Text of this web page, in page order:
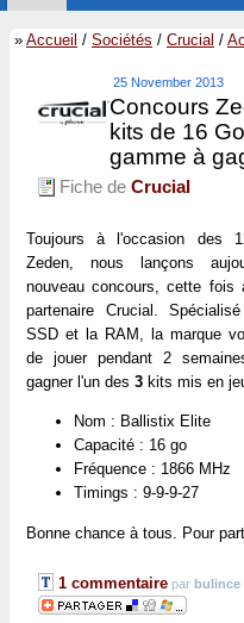
» Accueil / Sociétés / Crucial /
25 November 2013
Concours
kits de 16
gamme à
Fiche de Crucial
Toujours à l'occasion des
Zeden, nous lançons
nouveau concours, cette fois
partenaire Crucial.
SSD et la RAM, la marque
de jouer pendant 2
gagner l'un des 3 kits mis en
Nom : Ballistix Elite
Capacité : 16 go
Fréquence : 1866 MHz
Timings : 9-9-9-27
Bonne chance à tous. Pour
1 commentaire par bulince